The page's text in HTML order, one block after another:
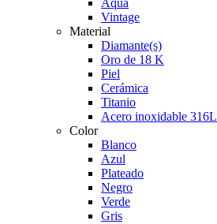
Aqua
Vintage
Material
Diamante(s)
Oro de 18 K
Piel
Cerámica
Titanio
Acero inoxidable 316L
Color
Blanco
Azul
Plateado
Negro
Verde
Gris